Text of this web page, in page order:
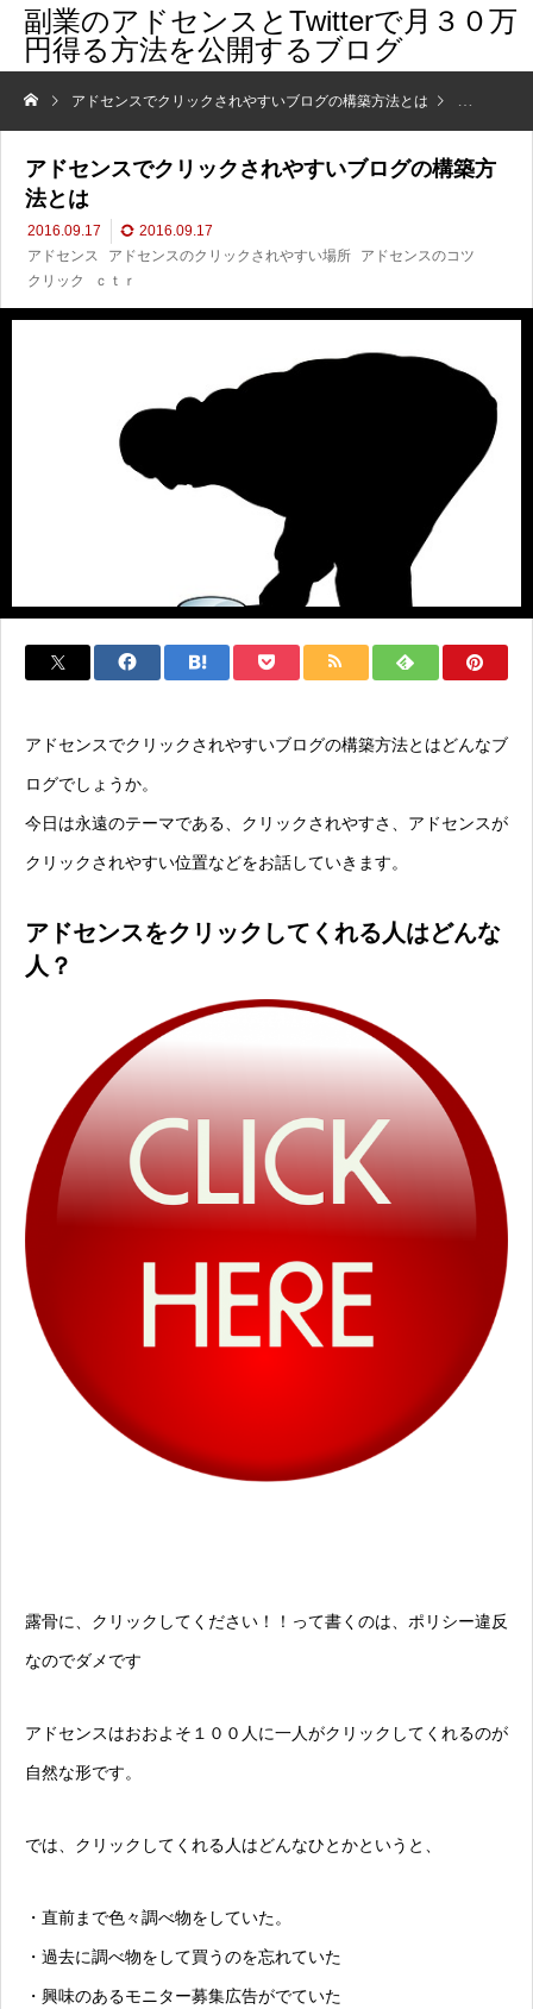
副業のアドセンスとTwitterで月３０万
円得る方法を公開するブログ
アドセンスでクリックされやすいブログの構築方法とは アドセンス
アドセンスでクリックされやすいブログの構築方
法とは
2016.09.17
2016.09.17
アドセンス
アドセンスのクリックされやすい場所
アドセンスのコツ
クリック
ｃｔｒ
アドセンスでクリックされやすいブログの構築方法とはどんなブ
ログでしょうか。
今日は永遠のテーマである、クリックされやすさ、アドセンスが
クリックされやすい位置などをお話していきます。
アドセンスをクリックしてくれる人はどんな
人？
露骨に、クリックしてください！！って書くのは、ポリシー違反
なのでダメです
アドセンスはおおよそ１００人に一人がクリックしてくれるのが
自然な形です。
では、クリックしてくれる人はどんなひとかというと、
・直前まで色々調べ物をしていた。
・過去に調べ物をして買うのを忘れていた
・興味のあるモニター募集広告がでていた